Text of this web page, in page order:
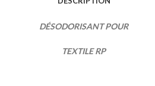
DÉSODORISANT POUR
TEXTILE RP